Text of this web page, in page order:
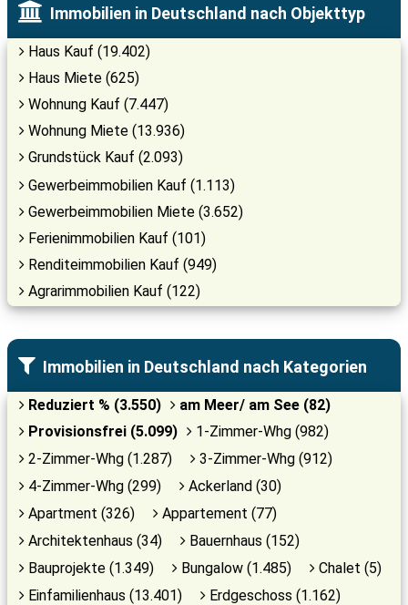
Immobilien in Deutschland nach Objekttyp
Haus Kauf (19.402)
Haus Miete (625)
Wohnung Kauf (7.447)
Wohnung Miete (13.936)
Grundstück Kauf (2.093)
Gewerbeimmobilien Kauf (1.113)
Gewerbeimmobilien Miete (3.652)
Ferienimmobilien Kauf (101)
Renditeimmobilien Kauf (949)
Agrarimmobilien Kauf (122)
Immobilien in Deutschland nach Kategorien
Reduziert % (3.550)
am Meer/ am See (82)
Provisionsfrei (5.099)
1-Zimmer-Whg (982)
2-Zimmer-Whg (1.287)
3-Zimmer-Whg (912)
4-Zimmer-Whg (299)
Ackerland (30)
Apartment (326)
Appartement (77)
Architektenhaus (34)
Bauernhaus (152)
Bauprojekte (1.349)
Bungalow (1.485)
Chalet (5)
Einfamilienhaus (13.401)
Erdgeschoss (1.162)